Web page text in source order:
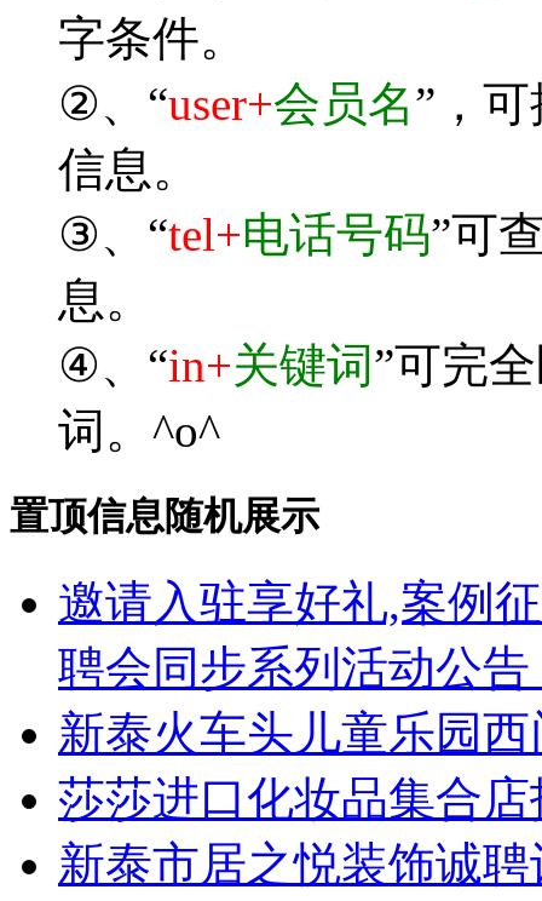
字条件。
②、“user+会员名”，
信息。
③、“tel+电话号码”可
息。
④、“in+关键词”可完
词。^o^
置顶信息随机展示
邀请入驻享好礼,案例
聘会同步系列活动公
新泰火车头儿童乐园
莎莎进口化妆品集合
新泰市居之悦装饰诚